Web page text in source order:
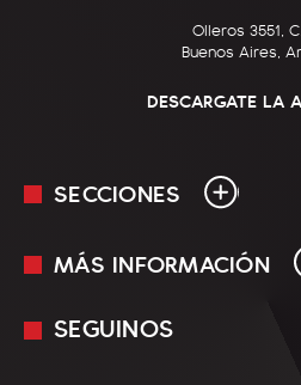
Olleros 3551,
Buenos Aires,
DESCARGATE LA
SECCIONES
En Vivo
MÁS INFORMACIÓN
Mediakit
SEGUINOS